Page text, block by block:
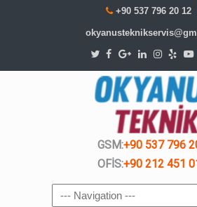
+90 537 796 20 12
GSM:+90 537 796
OFİS:+90 212 451
Navigation